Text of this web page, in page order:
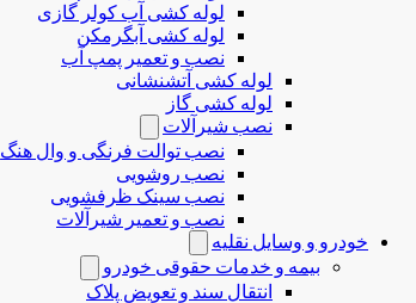
لوله کشی آب کولر گازی
لوله کشی آبگرمکن
نصب و تعمیر پمپ آب
لوله کشی آتشنشانی
لوله کشی گاز
نصب شیرآلات
نصب توالت فرنگی و وال هنگ
نصب روشویی
نصب سینک ظرفشویی
نصب و تعمیر شیرآلات
خودرو و وسایل نقلیه
بیمه و خدمات حقوقی خودرو
انتقال سند و تعویض پلاک